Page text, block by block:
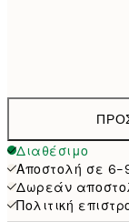
Διαθέσιμο
Αποστολή σε 6-
Δωρεάν
Πολιτική